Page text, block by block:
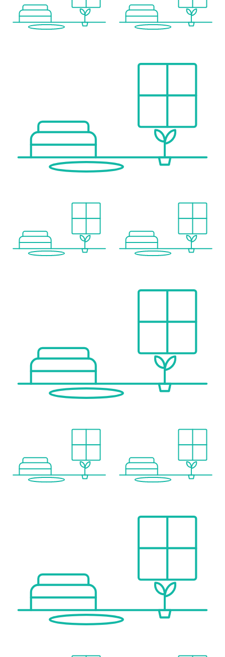
Sonstige
Geldautomat <500m
Autobahnanschluss <1.000m
Angaben Entfernung Luftlinie / Quelle: OpenStreetMap